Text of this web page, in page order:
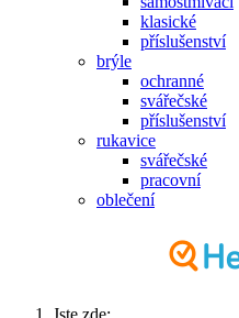
klasické
příslušenství
brýle
ochranné
svářečské
příslušenství
rukavice
svářečské
pracovní
oblečení